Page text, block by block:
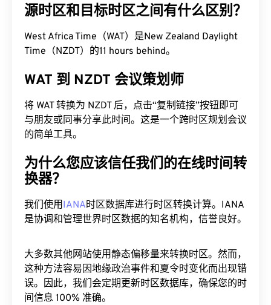
源时区和目标时区之间有什么区别？
West Africa Time（WAT）是New Zealand Daylight
Time（NZDT）的11 hours behind。
WAT 到 NZDT 会议策划师
将 WAT 转换为 NZDT 后，点击“复制链接”按钮即可
与朋友或同事分享此时间。这是一个跨时区规划会议
的简单工具。
为什么您应该信任我们的在线时间转
换器？
我们使用IANA时区数据库进行时区转换计算。IANA
是协调和管理世界时区数据的知名机构，信誉良好。
大多数其他网站使用静态偏移量来转换时区。然而，
这种方法容易因地缘政治事件和夏令时变化而出现错
误。因此，我们会定期更新时区数据库，确保您的时
间信息 100% 准确。